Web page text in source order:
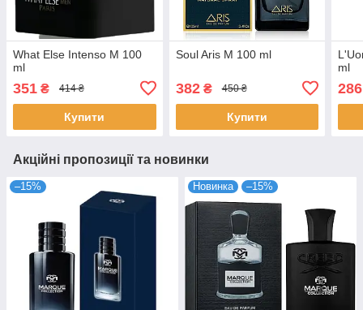
What Else Intenso M 100
ml
351 ₴ 414 ₴
Купити
Soul Aris M 100 ml
382₴ 450 ₴
Купити
ml
286
Акційні пропозиції та новинки
–15% Новинка –15%